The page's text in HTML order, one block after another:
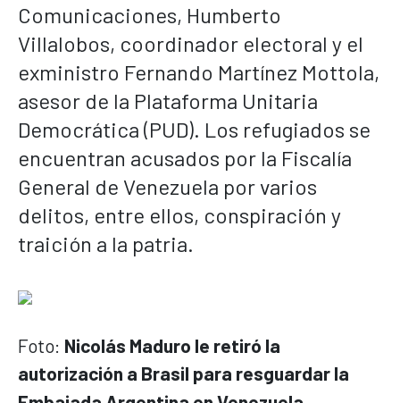
Comunicaciones, Humberto
Villalobos, coordinador electoral y el
exministro Fernando Martínez Mottola,
asesor de la Plataforma Unitaria
Democrática (PUD). Los refugiados se
encuentran acusados por la Fiscalía
General de Venezuela por varios
delitos, entre ellos, conspiración y
traición a la patria.
Foto: Nicolás Maduro le retiró la
autorización a Brasil para resguardar la